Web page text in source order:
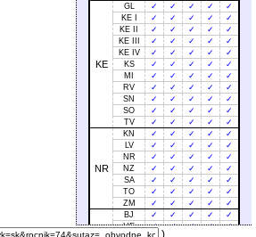
KE
GL ✓ ✓ ✓ ✓
✓
KE I
✓ ✓ ✓ ✓
✓
KE II
✓ ✓ ✓ ✓
✓
KE III
✓ ✓ ✓ ✓
✓
KE IV
✓ ✓ ✓ ✓
✓
KS
✓ ✓ ✓ ✓
✓
MI
✓ ✓ ✓ ✓
✓
RV
✓ ✓ ✓ ✓
✓
SN
✓ ✓ ✓ ✓
✓
SO
✓ ✓ ✓ ✓
✓
TV
✓ ✓ ✓ ✓ ✓
NR
KN ✓ ✓ ✓ ✓
✓
LV
✓ ✓ ✓ ✓
✓
NR
✓ ✓ ✓ ✓
✓
NZ
✓ ✓ ✓ ✓
✓
SA
✓ ✓ ✓ ✓
✓
TO
✓ ✓ ✓ ✓
✓
ZM
✓ ✓ ✓ ✓
✓
BJ
✓ ✓ ✓ ✓
✓
HE
✓ ✓ ✓ ✓
✓